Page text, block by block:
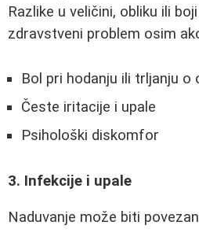
Razlike u veličini, obliku ili
zdravstveni problem osim
Bol pri hodanju ili trljanju o
Česte iritacije i upale
Psihološki diskomfor
3. Infekcije i upale
Naduvanje može biti